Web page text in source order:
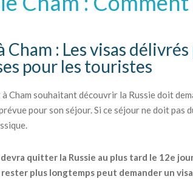
Cham : Les visas
pour les touristes
Cham souhaitant découvrir la Russie doit
pour son séjour. Si ce séjour ne doit pas
devra quitter la Russie au plus tard le 12e
plus longtemps peut demander un